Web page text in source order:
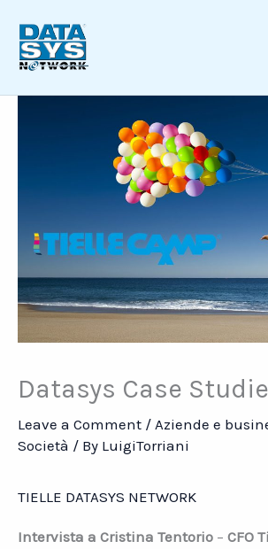
content
Datasys Case
Leave a Comment / Aziende e
Società / By LuigiTorriani
TIELLE DATASYS NETWORK
Intervista a Cristina Tentorio – CFO